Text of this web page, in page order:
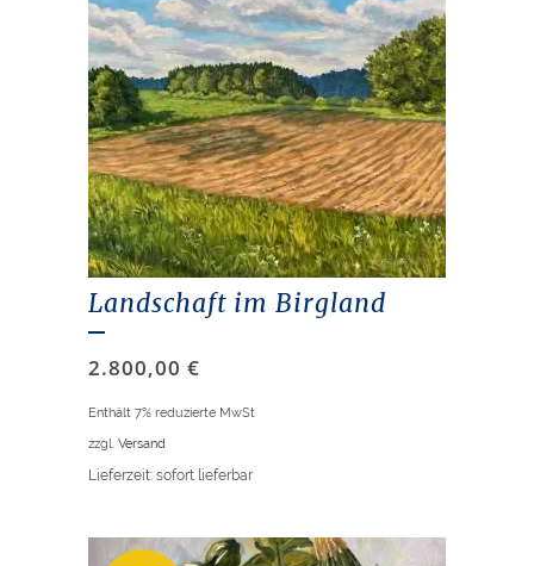
Landschaft im Birgland
2.800,00 €
Enthält 7% reduzierte MwSt
zzgl. Versand
Lieferzeit: sofort lieferbar